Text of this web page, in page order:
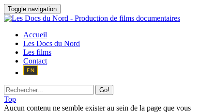
Toggle navigation
Accueil
Les Docs du Nord
Les films
Contact
Go!
Top
Aucun contenu ne semble exister au sein de la page que vous